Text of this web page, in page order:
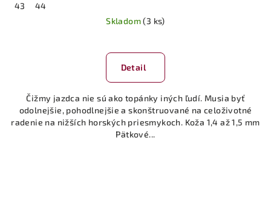
43
44
Skladom(3 ks)
hodnotenie
produktu
z
5
hviezdičiek.
Detail
Čižmy jazdca nie sú ako topánky iných ľudí. Musia byť
odolnejšie, pohodlnejšie a skonštruované na celoživotné
radenie na nižších horských priesmykoch. Koža 1,4 až 1,5 mm
Pätkové...